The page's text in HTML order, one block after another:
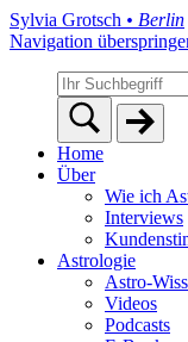
Sylvia Grotsch • Berlin
Navigation
Home
Über
Wie ich
Interviews
Astrologie
Astro-
Videos
Podcasts